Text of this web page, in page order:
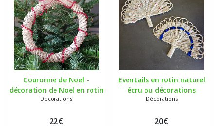
Couronne de Noel -
décoration de Noel en rotin
naturel pour mur, porte
Décorations
22€
Eventails en rotin naturel
écru ou décorations
murales bohèmes - tressés
Décorations
20€